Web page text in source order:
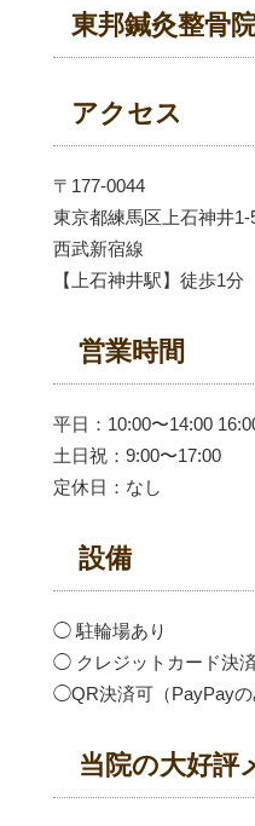
東邦鍼灸整骨
アクセス
〒177-0044
東京都練馬区上石神井1-
西武新宿線
【上石神井駅】徒歩1分
営業時間
平日：10:00〜14:00
土日祝：9:00〜17:00
定休日：なし
設備
◯ 駐輪場あり
◯ クレジットカード決
◯QR決済可（PayPayの
当院の大好評